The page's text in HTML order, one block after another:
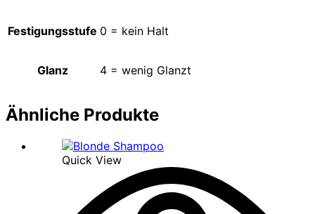
Festigungsstufe 0 = kein Halt
Glanz 4 = wenig Glanzt
Ähnliche Produkte
Quick View